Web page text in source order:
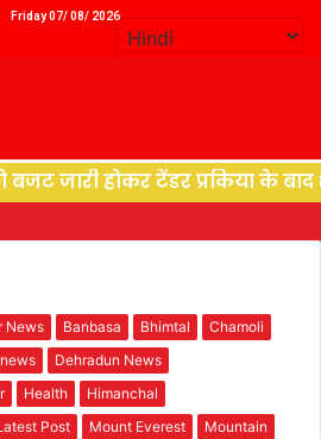
Friday 07/ 08/ 2026
होकर टेंडर प्रकिया के बाद शुरू
News Banbasa Bhimtal
Chamoli
Dehradun News
Health
Himanchal
Post Mount Everest
Mountain